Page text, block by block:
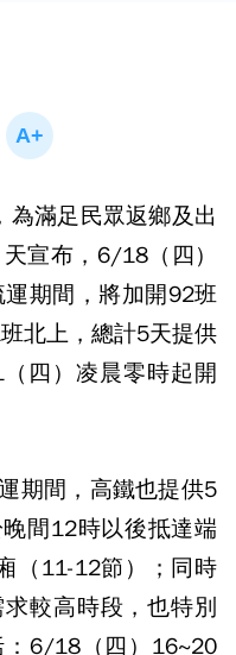
滿足民眾返鄉及出
宣布，6/18（四）
期間，將加開92班
北上，總計5天提供
四）凌晨零時起開
期間，高鐵也提供5
間12時以後抵達端
（11-12節）；同時
較高時段，也特別
6/18（四）16~20